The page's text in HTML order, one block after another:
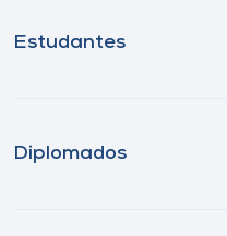
Estudantes
Diplomados